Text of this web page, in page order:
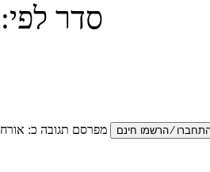
סדר לפי:
מפרסם תגובה כ: אורח